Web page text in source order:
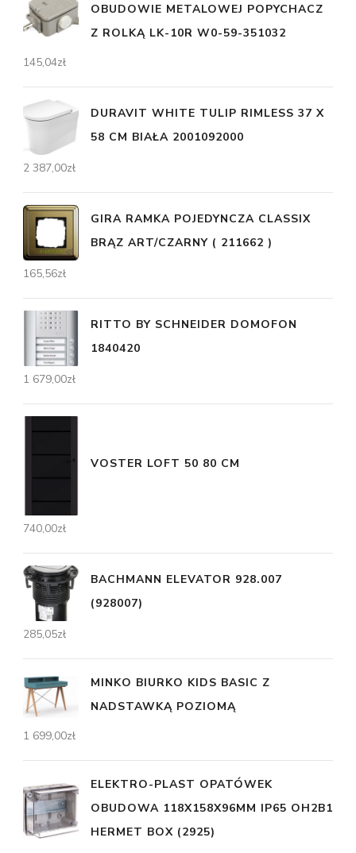
OBUDOWIE METALOWEJ POPYCHACZ
Z ROLKĄ LK-10R W0-59-351032
145,04zł
DURAVIT WHITE TULIP RIMLESS 37 X
58 CM BIAŁA 2001092000
2 387,00zł
GIRA RAMKA POJEDYNCZA CLASSIX
BRĄZ ART/CZARNY ( 211662 )
165,56zł
RITTO BY SCHNEIDER DOMOFON
1840420
1 679,00zł
VOSTER LOFT 50 80 CM
740,00zł
BACHMANN ELEVATOR 928.007
(928007)
285,05zł
MINKO BIURKO KIDS BASIC Z
NADSTAWKĄ POZIOMĄ
1 699,00zł
ELEKTRO-PLAST OPATÓWEK
OBUDOWA 118X158X96MM IP65 OH2B1
HERMET BOX (2925)